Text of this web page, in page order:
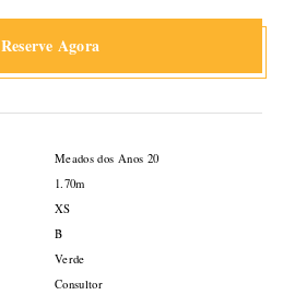
Meados dos Anos 20
1.70m
XS
B
Verde
Consultor
Reserve Agora